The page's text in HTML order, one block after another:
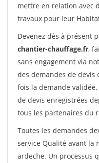
mettre en relation avec
travaux pour leur
Devenez dès à présent
chantier-chauffage.fr,
sans engagement via
des demandes de devis
fois la demande
de devis enregistrées
tous les partenaires du
Toutes les demandes
service Qualité avant la
ardeche. Un processus